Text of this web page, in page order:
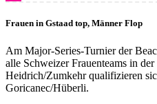
Frauen in Gstaad top, Männer Flop
Am Major-Series-Turnier der
alle Schweizer Frauenteams in
Heidrich/Zumkehr qualifizieren
Goricanec/Hüberli.